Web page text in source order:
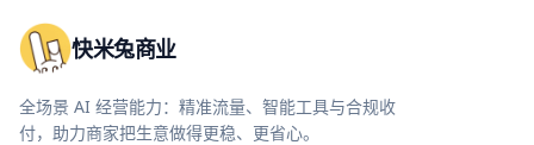
快米兔商业
全场景 AI 经营能力：精准流量、智能工具与合规收
付，助力商家把生意做得更稳、更省心。